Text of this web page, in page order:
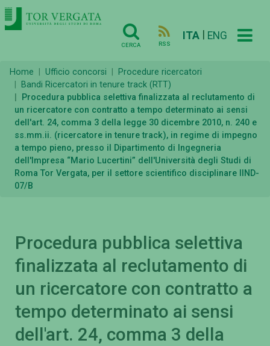
CERCA RSS
ITA ENG
Home Ufficio concorsi
Procedure ricercatori
Bandi Ricercatori in tenure track (RTT)
Procedura pubblica selettiva finalizzata al reclutamento di
un ricercatore con contratto a tempo determinato ai sensi
dell'art. 24, comma 3 della legge 30 dicembre 2010, n. 240 e
ss.mm.ii. (ricercatore in tenure track), in regime di impegno
a tempo pieno, presso il Dipartimento di Ingegneria
dell'Impresa “Mario Lucertini” dell'Università degli Studi di
Roma Tor Vergata, per il settore scientifico disciplinare IIND-
07/B
Procedura pubblica selettiva
finalizzata al reclutamento di
un ricercatore con contratto a
tempo determinato ai sensi
dell'art. 24, comma 3 della